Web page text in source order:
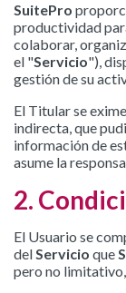
SuitePro
productividad
colaborar,
el "Servicio"),
gestión de su
El Titular se
indirecta, que
información de
asume la
2.
El Usuario se
delServicio que
pero no